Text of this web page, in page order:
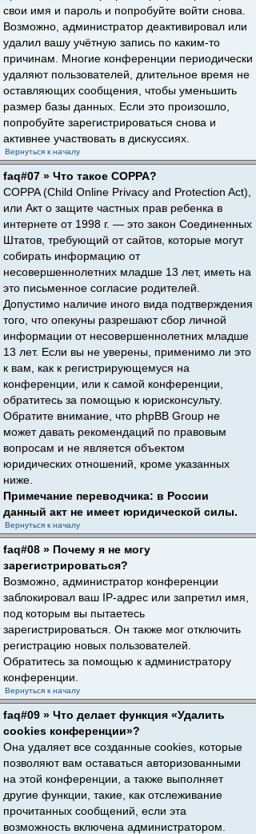
свои имя и пароль и попробуйте войти снова.
Возможно, администратор деактивировал или
удалил вашу учётную запись по каким-то
причинам. Многие конференции периодически
удаляют пользователей, длительное время не
оставляющих сообщения, чтобы уменьшить
размер базы данных. Если это произошло,
попробуйте зарегистрироваться снова и
активнее участвовать в дискуссиях.
Вернуться к началу
faq#07 » Что такое COPPA?
COPPA (Child Online Privacy and Protection Act),
или Акт о защите частных прав ребенка в
интернете от 1998 г. — это закон Соединенных
Штатов, требующий от сайтов, которые могут
собирать информацию от
несовершеннолетних младше 13 лет, иметь на
это письменное согласие родителей.
Допустимо наличие иного вида подтверждения
того, что опекуны разрешают сбор личной
информации от несовершеннолетних младше
13 лет. Если вы не уверены, применимо ли это
к вам, как к регистрирующемуся на
конференции, или к самой конференции,
обратитесь за помощью к юрисконсульту.
Обратите внимание, что phpBB Group не
может давать рекомендаций по правовым
вопросам и не является объектом
юридических отношений, кроме указанных
ниже.
Примечание переводчика: в России
данный акт не имеет юридической силы.
Вернуться к началу
faq#08 » Почему я не могу
зарегистрироваться?
Возможно, администратор конференции
заблокировал ваш IP-адрес или запретил имя,
под которым вы пытаетесь
зарегистрироваться. Он также мог отключить
регистрацию новых пользователей.
Обратитесь за помощью к администратору
конференции.
Вернуться к началу
faq#09 » Что делает функция «Удалить
cookies конференции»?
Она удаляет все созданные cookies, которые
позволяют вам оставаться авторизованными
на этой конференции, а также выполняет
другие функции, такие, как отслеживание
прочитанных сообщений, если эта
возможность включена администратором.